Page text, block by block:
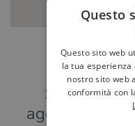
Hai
Scrivici a
aggiungere o
Questo
Questo sito web
la tua
nostro sito web
conformità con